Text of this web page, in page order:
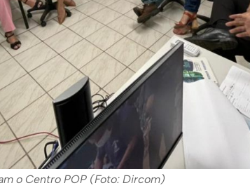
o Centro POP (Foto: Dircom)